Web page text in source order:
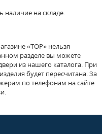
на складе.
«ТОР» нельзя
разделе вы можете
из нашего каталога. При
будет пересчитана. За
по телефонам на сайте